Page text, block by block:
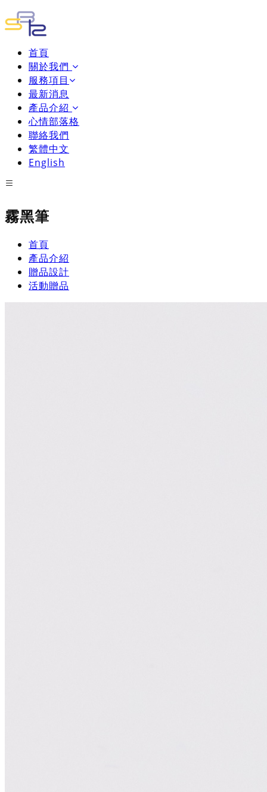
首頁
關於我們
服務項目
最新消息
產品介紹
心情部落格
聯絡我們
繁體中文
English
霧黑筆
首頁
產品介紹
贈品設計
活動贈品